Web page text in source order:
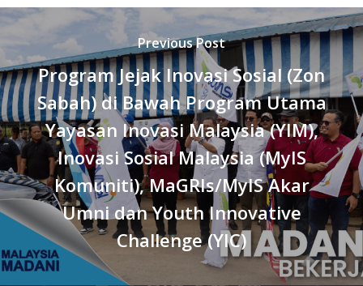
Previous Post
Program Jejak Inovasi Sosial (Zon
Sabah) di Bawah Program Utama
Yayasan Inovasi Malaysia (YIM),
Inovasi Sosial Malaysia (MyIS
Komuniti), MaGRIs/MyIS Akar
Umni dan Youth Innovative
Challenge (YIC)